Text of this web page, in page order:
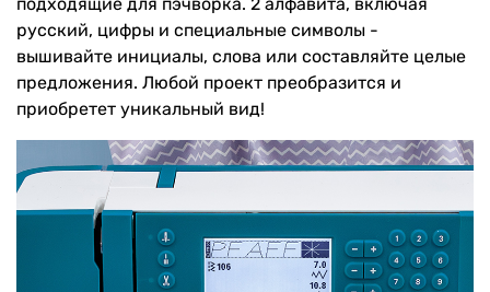
подходящие для пэчворка. 2 алфавита, включая
русский, цифры и специальные символы -
вышивайте инициалы, слова или составляйте целые
предложения. Любой проект преобразится и
приобретет уникальный вид!